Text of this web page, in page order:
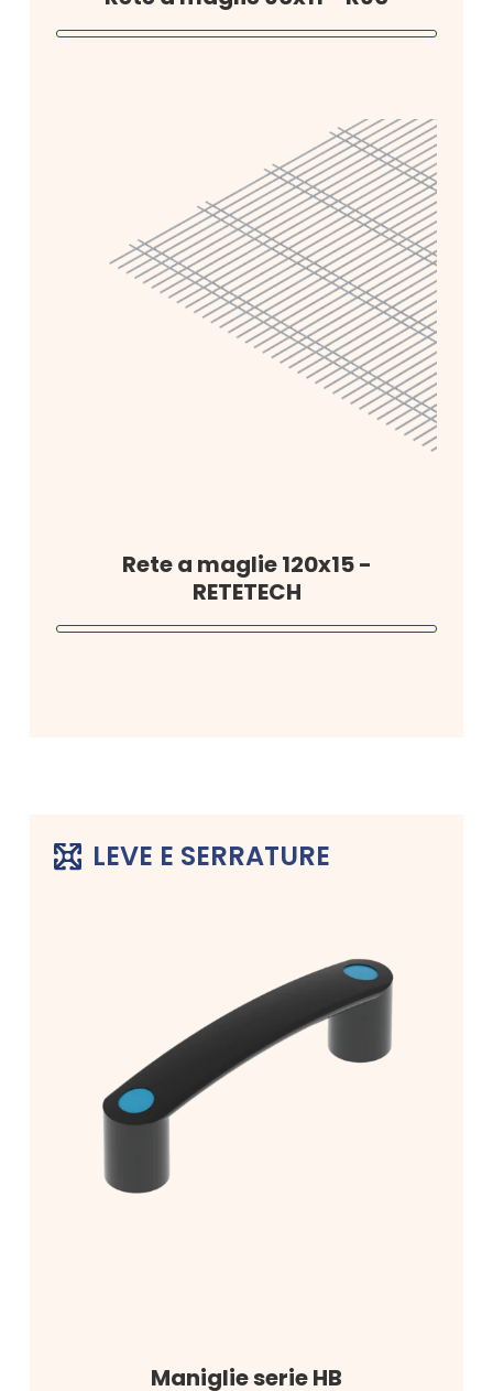
Rete a maglie 120x15 -
RETETECH
LEVE E SERRATURE
Maniglie serie HB